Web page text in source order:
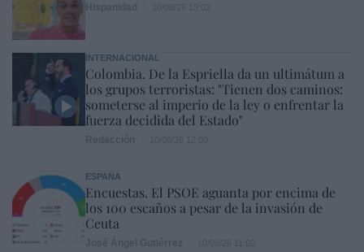
INTERNACIONAL
Colombia. De la Espriella da un ultimátum a
los grupos terroristas: "Tienen dos caminos:
someterse al imperio de la ley o enfrentar la
fuerza decidida del Estado"
ESPAÑA
Encuestas. El PSOE aguanta por encima de
los 100 escaños a pesar de la invasión de
Ceuta